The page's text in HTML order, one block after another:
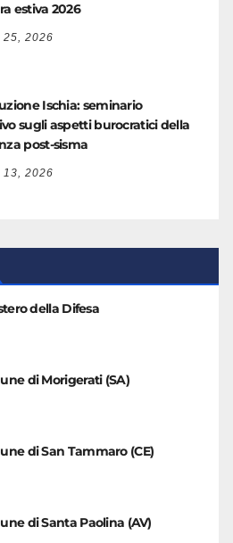
estiva 2026
25, 2026
Ischia: seminario
sugli aspetti burocratici della
post-sisma
13, 2026
della Difesa
di Morigerati (SA)
di San Tammaro (CE)
di Santa Paolina (AV)